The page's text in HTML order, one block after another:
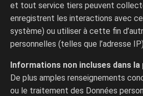
et tout service tiers peuvent
enregistrent les interactions avec
système) ou utiliser à cette fin
personnelles (telles que l’adresse
Informations non incluses dans
De plus amples renseignements
ou le traitement des Données